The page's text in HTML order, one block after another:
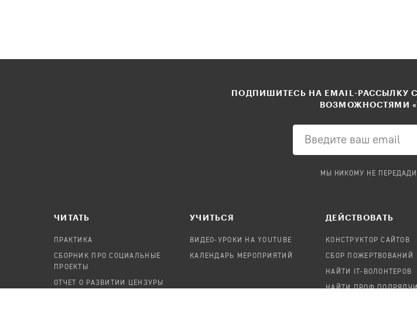
ПОДПИШИТЕСЬ НА EMAIL-
ВОЗМОЖНОСТЯМИ
МЫ НИКОМУ НЕ
ЧИТАТЬ
ПРАКТИКА
СБОРНИК ПРО СОЦИАЛЬНЫЕ
ПРОЕКТЫ
ОТЧЕТ О РАЗВИТИИ ЦЕНЗУРЫ
УЧИТЬСЯ
ВИДЕО-УРОКИ НА YOUTUBE
КАЛЕНДАРЬ МЕРОПРИЯТИЙ
ДЕЙСТВОВАТЬ
КОНСТРУКТОР САЙТОВ
СБОР ПОЖЕРТВОВАНИЙ
НАЙТИ IT-ВОЛОНТЕРОВ
НАЙТИ